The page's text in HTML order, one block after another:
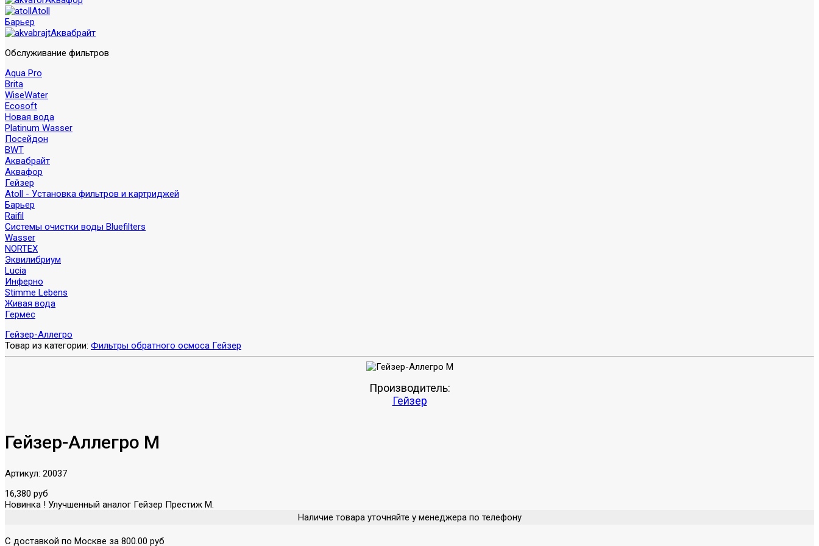
Atoll
Барьер
Аквабрайт
Обслуживание фильтров
Aqua Pro
Brita
WiseWater
Ecosoft
Новая вода
Platinum Wasser
Посейдон
BWT
Аквабрайт
Аквафор
Гейзер
Atoll - Установка фильтров и картриджей
Барьер
Raifil
Системы очистки воды Bluefilters
Wasser
NORTEX
Эквилибриум
Lucia
Инферно
Stimme Lebens
Живая вода
Гермес
Гейзер-Аллегро
Товар из категории: Фильтры обратного осмоса Гейзер
Производитель:
Гейзер
Гейзер-Аллегро М
Артикул: 20037
16,380 руб
Новинка ! Улучшенный аналог Гейзер Престиж М.
Наличие товара уточняйте у менеджера по телефону
С доставкой по Москве за 800.00 руб